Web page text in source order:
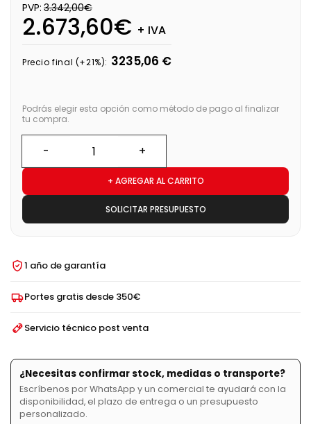
PVP: 3.342,00€
2.673,60€ + IVA
Precio final (+21%): 3235,06 €
Podrás elegir esta opción como método de pago al finalizar
tu compra.
+ AGREGAR AL CARRITO
SOLICITAR PRESUPUESTO
1 año de garantía
Portes gratis desde 350€
Servicio técnico post venta
¿Necesitas confirmar stock, medidas o transporte?
Escríbenos por WhatsApp y un comercial te ayudará con la
disponibilidad, el plazo de entrega o un presupuesto
personalizado.